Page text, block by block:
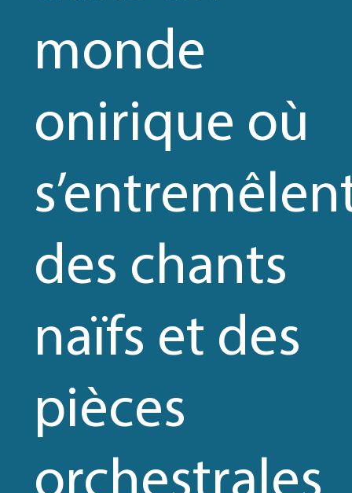
monde
onirique où
des chants
naïfs et des
pièces
orchestrales